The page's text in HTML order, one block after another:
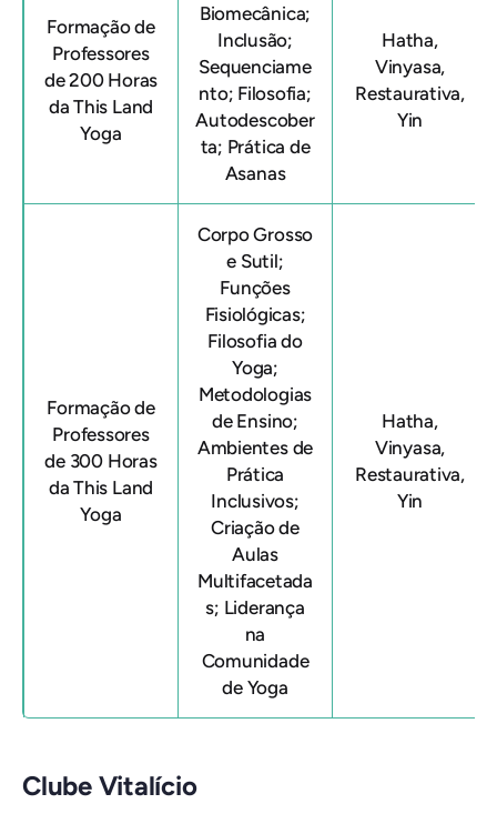
Formação de
Professores
de 200 Horas
da This Land
Yoga
Biomecânica;
Inclusão;
Sequenciame
nto; Filosofia;
Autodescober
ta; Prática de
Asanas
Hatha,
Vinyasa,
Restaurativa,
Yin
Formação de
Professores
de 300 Horas
da This Land
Yoga
Corpo Grosso
e Sutil;
Funções
Fisiológicas;
Filosofia do
Yoga;
Metodologias
de Ensino;
Ambientes de
Prática
Inclusivos;
Criação de
Aulas
Multifacetada
s; Liderança
na
Comunidade
de Yoga
Hatha,
Vinyasa,
Restaurativa,
Yin
Clube Vitalício